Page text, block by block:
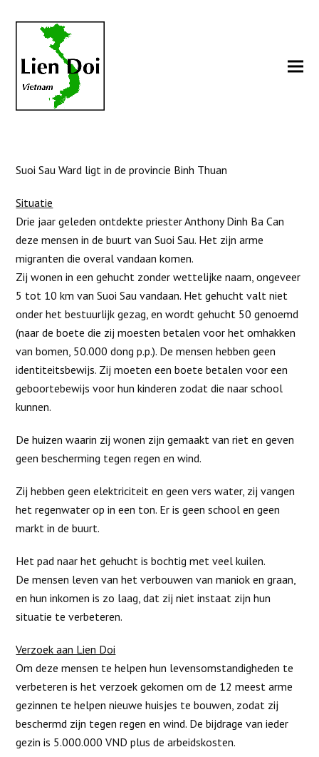
Suoi Sau Ward ligt in de provincie Binh Thuan
Situatie
Drie jaar geleden ontdekte priester Anthony Dinh Ba Can
deze mensen in de buurt van Suoi Sau. Het zijn arme
migranten die overal vandaan komen.
Zij wonen in een gehucht zonder wettelijke naam, ongeveer
5 tot 10 km van Suoi Sau vandaan. Het gehucht valt niet
onder het bestuurlijk gezag, en wordt gehucht 50 genoemd
(naar de boete die zij moesten betalen voor het omhakken
van bomen, 50.000 dong p.p.). De mensen hebben geen
identiteitsbewijs. Zij moeten een boete betalen voor een
geboortebewijs voor hun kinderen zodat die naar school
kunnen.
De huizen waarin zij wonen zijn gemaakt van riet en geven
geen bescherming tegen regen en wind.
Zij hebben geen elektriciteit en geen vers water, zij vangen
het regenwater op in een ton. Er is geen school en geen
markt in de buurt.
Het pad naar het gehucht is bochtig met veel kuilen.
De mensen leven van het verbouwen van maniok en graan,
en hun inkomen is zo laag, dat zij niet instaat zijn hun
situatie te verbeteren.
Verzoek aan Lien Doi
Om deze mensen te helpen hun levensomstandigheden te
verbeteren is het verzoek gekomen om de 12 meest arme
gezinnen te helpen nieuwe huisjes te bouwen, zodat zij
beschermd zijn tegen regen en wind. De bijdrage van ieder
gezin is 5.000.000 VND plus de arbeidskosten.